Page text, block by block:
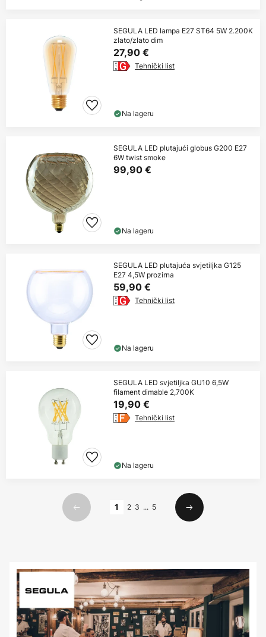
SEGULA LED lampa E27 ST64 5W 2.200K
zlato/zlato dim
27,90 €
Tehnički list
Na lageru
SEGULA LED plutajući globus G200 E27
6W twist smoke
99,90 €
Na lageru
SEGULA LED plutajuća svjetiljka G125
E27 4,5W prozirna
59,90 €
Tehnički list
Na lageru
SEGULA LED svjetiljka GU10 6,5W
filament dimable 2,700K
19,90 €
Tehnički list
Na lageru
Prethodno
1 2 3 ... 5
Sljedeći